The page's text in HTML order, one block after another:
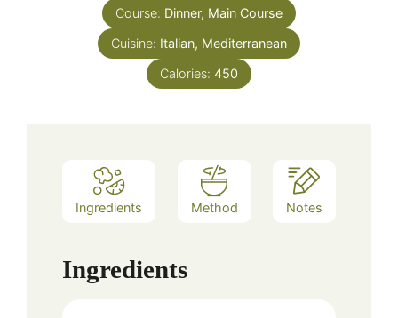
Course: Dinner, Main Course
Cuisine: Italian, Mediterranean
Calories: 450
Ingredients Method Notes
Ingredients